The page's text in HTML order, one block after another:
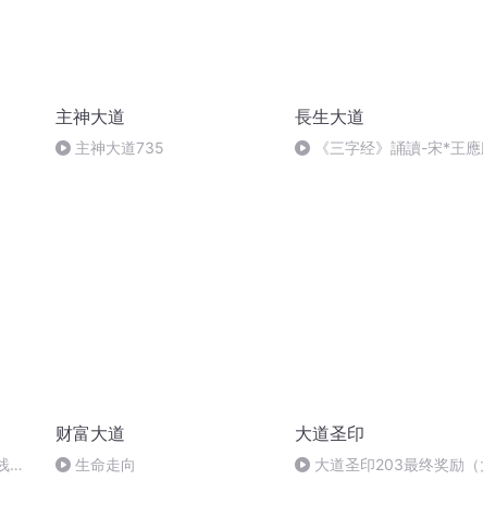
主神大道
主神大道735
長生大道
《三字经》誦讀-宋*王
年
财富大道
生命走向
大道圣印
大道圣印203最终奖励（